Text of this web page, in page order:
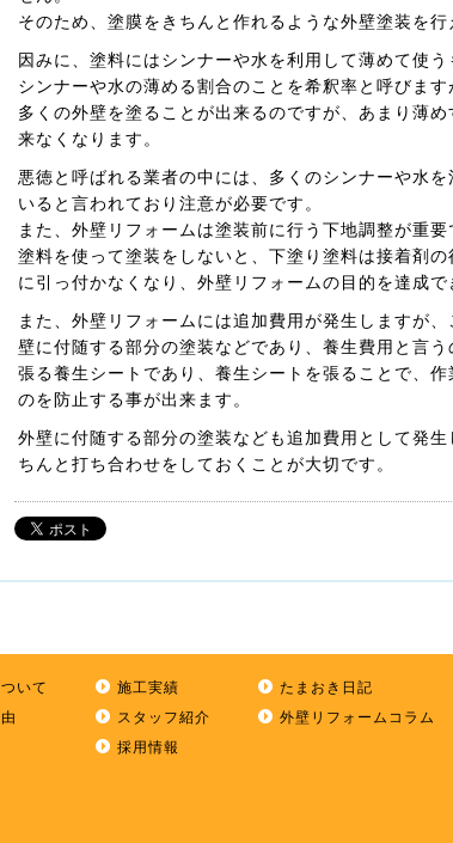
そのため、塗膜をきちんと作れるような外壁塗装を
因みに、塗料にはシンナーや水を利用して薄めて使う
シンナーや水の薄める割合のことを希釈率と呼びま
多くの外壁を塗ることが出来るのですが、あまり薄
来なくなります。
悪徳と呼ばれる業者の中には、多くのシンナーや水
いると言われており注意が必要です。
また、外壁リフォームは塗装前に行う下地調整が重
塗料を使って塗装をしないと、下塗り塗料は接着剤
に引っ付かなくなり、外壁リフォームの目的を達成で
また、外壁リフォームには追加費用が発生しますが
壁に付随する部分の塗装などであり、養生費用と言
張る養生シートであり、養生シートを張ることで、
のを防止する事が出来ます。
外壁に付随する部分の塗装なども追加費用として発
ちんと打ち合わせをしておくことが大切です。
いて
施工実績
スタッフ紹介
採用情報
たまおき日記
外壁リフォームコラム